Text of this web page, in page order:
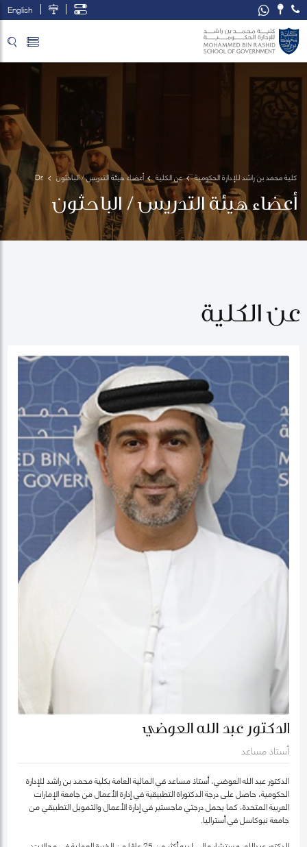
English
كلية محمد بن راشد للإدارة الحكومية عن الكلية أعضاء هيئة التدريس / الباحثون
Dr.
Alawadhi
أعضاء هيئة التدريس / الباحثون
عن الكلية
الدكتور عبد الله العوضي
أستاذ مساعد
الدكتور عبد الله العوضي، أستاذ مساعد في المالية العامة بكلية محمد بن راشد للإدارة
الحكومية، حاصل على درجة الدكتوراة التطبيقية في إدارة الأعمال من جامعة الإمارات
العربية المتحدة، كما يحمل درجتي ماجستير في إدارة الأعمال والتمويل التطبيقي من
جامعة نيوكاسل في أستراليا.